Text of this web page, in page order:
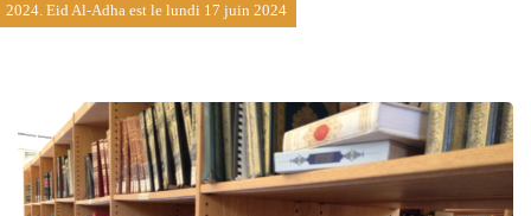
2024. Eid Al-Adha est le lundi 17 juin 2024